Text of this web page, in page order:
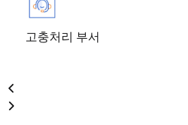
고충처리 부서